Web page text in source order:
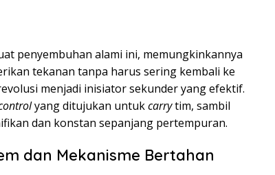
penyembuhan alami ini, memungkinkannya
tekanan tanpa harus sering kembali ke
menjadi inisiator sekunder yang efektif.
yang ditujukan untukcarrytim, sambil
dan konstan sepanjang pertempuran.
dan Mekanisme Bertahan